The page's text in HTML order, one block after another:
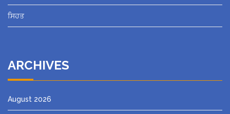
ਸਿਹਤ
ARCHIVES
August 2026